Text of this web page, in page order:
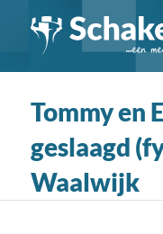
Tommy en
geslaagd
Waalwijk